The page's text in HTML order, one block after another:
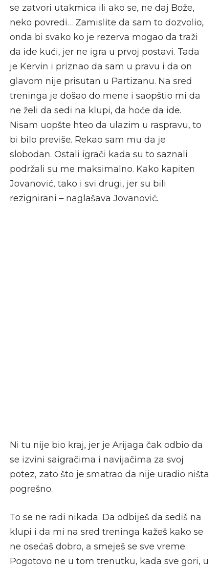
se zatvori utakmica ili ako se, ne daj Bože,
neko povredi… Zamislite da sam to dozvolio,
onda bi svako ko je rezerva mogao da traži
da ide kući, jer ne igra u prvoj postavi. Tada
je Kervin i priznao da sam u pravu i da on
glavom nije prisutan u Partizanu. Na sred
treninga je došao do mene i saopštio mi da
ne želi da sedi na klupi, da hoće da ide.
Nisam uopšte hteo da ulazim u raspravu, to
bi bilo previše. Rekao sam mu da je
slobodan. Ostali igrači kada su to saznali
podržali su me maksimalno. Kako kapiten
Jovanović, tako i svi drugi, jer su bili
rezignirani – naglašava Jovanović.
Ni tu nije bio kraj, jer je Arijaga čak odbio da
se izvini saigračima i navijačima za svoj
potez, zato što je smatrao da nije uradio ništa
pogrešno.
To se ne radi nikada. Da odbiješ da sediš na
klupi i da mi na sred treninga kažeš kako se
ne osećaš dobro, a smeješ se sve vreme.
Pogotovo ne u tom trenutku, kada sve gori, u